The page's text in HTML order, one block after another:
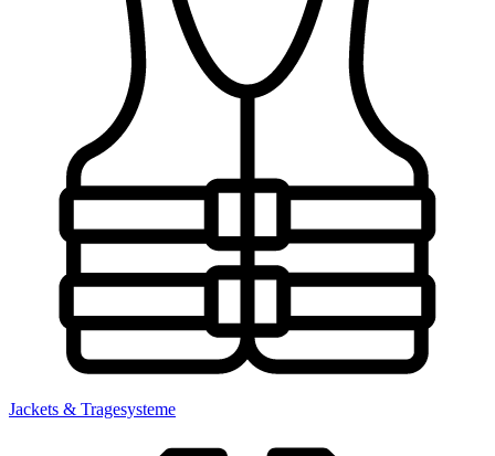
Jackets & Tragesysteme